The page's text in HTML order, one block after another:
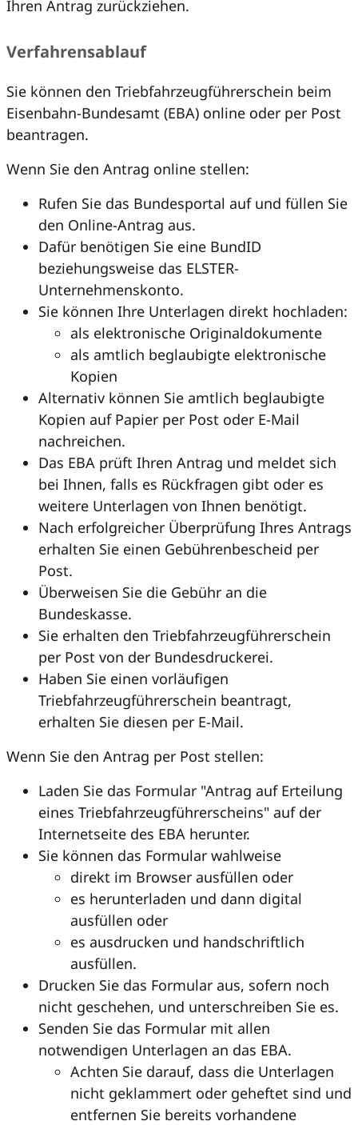
Ihren Antrag zurückziehen.
Verfahrensablauf
Sie können den Triebfahrzeugführerschein beim
Eisenbahn-Bundesamt (EBA) online oder per Post
beantragen.
Wenn Sie den Antrag online stellen:
Rufen Sie das Bundesportal auf und füllen Sie
den Online-Antrag aus.
Dafür benötigen Sie eine BundID
beziehungsweise das ELSTER-
Unternehmenskonto.
Sie können Ihre Unterlagen direkt hochladen:
als elektronische Originaldokumente
als amtlich beglaubigte elektronische
Kopien
Alternativ können Sie amtlich beglaubigte
Kopien auf Papier per Post oder E-Mail
nachreichen.
Das EBA prüft Ihren Antrag und meldet sich
bei Ihnen, falls es Rückfragen gibt oder es
weitere Unterlagen von Ihnen benötigt.
Nach erfolgreicher Überprüfung Ihres Antrags
erhalten Sie einen Gebührenbescheid per
Post.
Überweisen Sie die Gebühr an die
Bundeskasse.
Sie erhalten den Triebfahrzeugführerschein
per Post von der Bundesdruckerei.
Haben Sie einen vorläufigen
Triebfahrzeugführerschein beantragt,
erhalten Sie diesen per E-Mail.
Wenn Sie den Antrag per Post stellen:
Laden Sie das Formular "Antrag auf Erteilung
eines Triebfahrzeugführerscheins" auf der
Internetseite des EBA herunter.
Sie können das Formular wahlweise
direkt im Browser ausfüllen oder
es herunterladen und dann digital
ausfüllen oder
es ausdrucken und handschriftlich
ausfüllen.
Drucken Sie das Formular aus, sofern noch
nicht geschehen, und unterschreiben Sie es.
Senden Sie das Formular mit allen
notwendigen Unterlagen an das EBA.
Achten Sie darauf, dass die Unterlagen
nicht geklammert oder geheftet sind und
entfernen Sie bereits vorhandene